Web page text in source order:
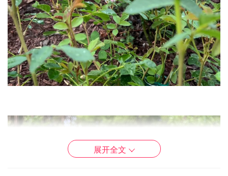
展开全文